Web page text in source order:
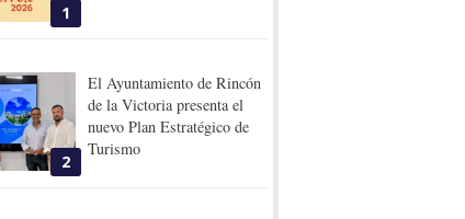
1
2
El Ayuntamiento de Rincón
de la Victoria presenta el
nuevo Plan Estratégico de
Turismo